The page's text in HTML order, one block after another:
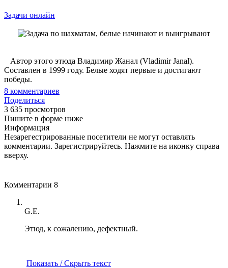
Задачи онлайн
Автор этого этюда Владимир Жанал (Vladimir Janal).
Составлен в 1999 году. Белые ходят первые и достигают
победы.
8 комментариев
Поделиться
3 635 просмотров
Пишите в форме ниже
Информация
Незарегестрированные посетители не могут оставлять
комментарии. Зарегистрируйтесь. Нажмите на иконку справа
вверху.
Комментарии 8
G.E.
Этюд, к сожалению, дефектный.
Показать / Скрыть текст